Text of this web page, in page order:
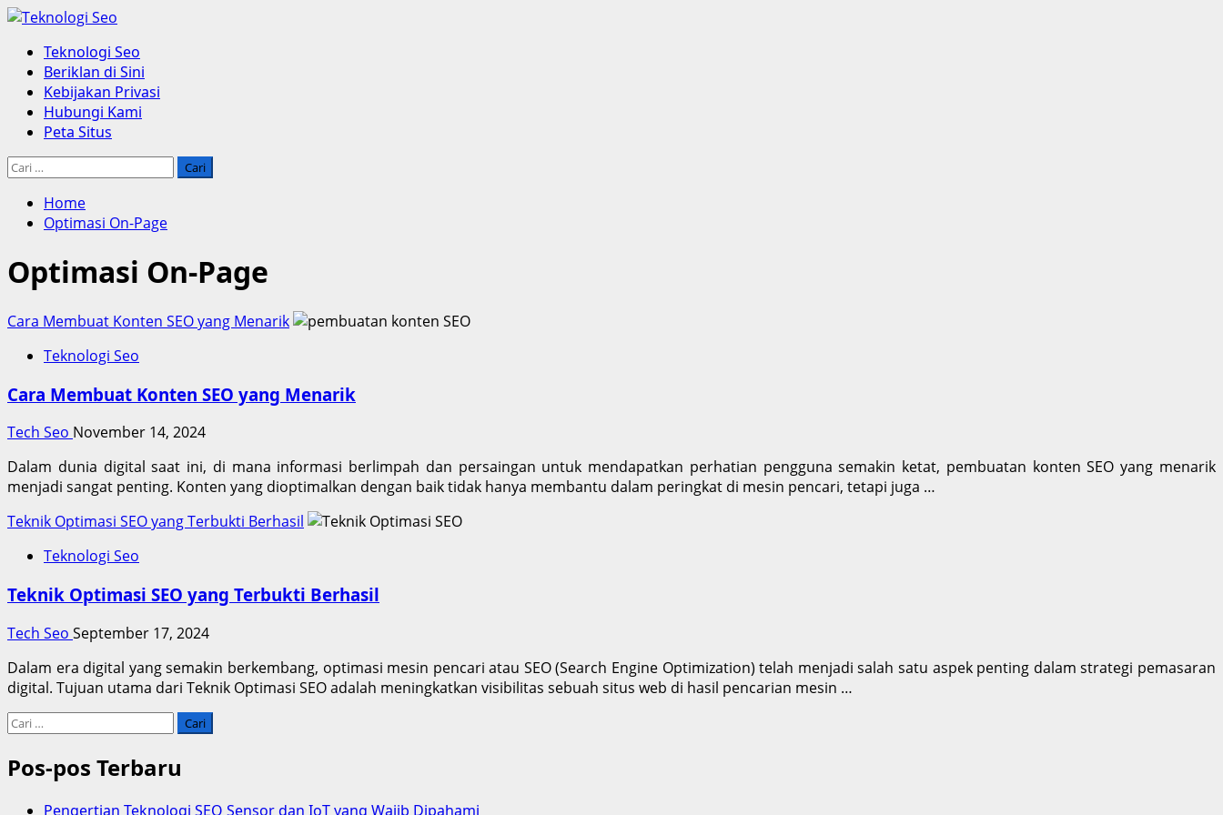
Skip
content
Primary
Menu
Teknologi Seo
Beriklan di Sini
Kebijakan Privasi
Hubungi Kami
Peta Situs
Cari
Home
Optimasi On-Page
Optimasi On-Page
Cara Membuat Konten SEO yang Menarik
Teknologi Seo
Cara Membuat Konten SEO yang Menarik
Tech Seo November 14, 2024
Dalam dunia digital saat ini, di mana informasi berlimpah dan persaingan untuk mendapatkan perhatian pengguna semakin ketat, pembuatan konten SEO yang menarik
menjadi sangat penting. Konten yang dioptimalkan dengan baik tidak hanya membantu dalam peringkat di mesin pencari, tetapi juga …
Teknik Optimasi SEO yang Terbukti Berhasil
Teknologi Seo
Teknik Optimasi SEO yang Terbukti Berhasil
Tech Seo September 17, 2024
Dalam era digital yang semakin berkembang, optimasi mesin pencari atau SEO (Search Engine Optimization) telah menjadi salah satu aspek penting dalam strategi pemasaran
digital. Tujuan utama dari Teknik Optimasi SEO adalah meningkatkan visibilitas sebuah situs web di hasil pencarian mesin …
Cari
Pos-pos Terbaru
Pengertian Teknologi SEO Sensor dan IoT yang Wajib Dipahami